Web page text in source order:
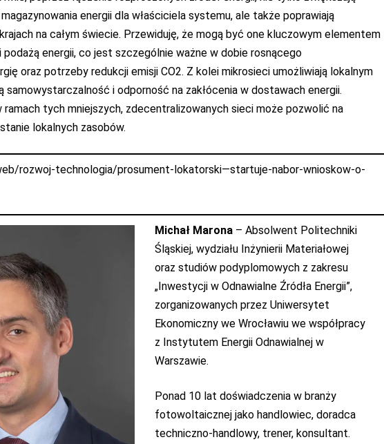
energii dla właściciela systemu, ale także poprawiają
na całym świecie. Przewiduję, że mogą być one kluczowym elementem
podażą energii, co jest szczególnie ważne w dobie rosnącego
oraz potrzeby redukcji emisji CO2. Z kolei mikrosieci umożliwiają lokalnym
samowystarczalność i odporność na zakłócenia w dostawach energii.
ramach tych mniejszych, zdecentralizowanych sieci może pozwolić na
lokalnych zasobów.
rozwoj-technologia/prosument-lokatorski—startuje-nabor-wnioskow-o-
Michał Marona – Absolwent Politechniki
Śląskiej, wydziału Inżynierii Materiałowej
oraz studiów podyplomowych z zakresu
„Inwestycji w Odnawialne Źródła Energii”,
zorganizowanych przez Uniwersytet
Ekonomiczny we Wrocławiu we współpracy
z Instytutem Energii Odnawialnej w
Warszawie.
Ponad 10 lat doświadczenia w branży
fotowoltaicznej jako handlowiec, doradca
techniczno-handlowy, trener, konsultant.